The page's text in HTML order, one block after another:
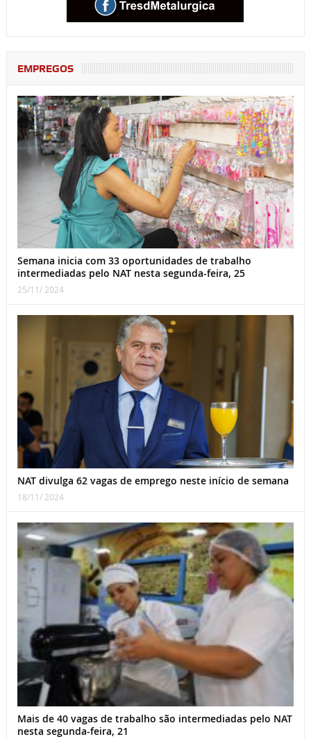
EMPREGOS
Semana inicia com 33 oportunidades de trabalho
intermediadas pelo NAT nesta segunda-feira, 25
25/11/ 2024
NAT divulga 62 vagas de emprego neste início de semana
18/11/ 2024
Mais de 40 vagas de trabalho são intermediadas pelo NAT
nesta segunda-feira, 21